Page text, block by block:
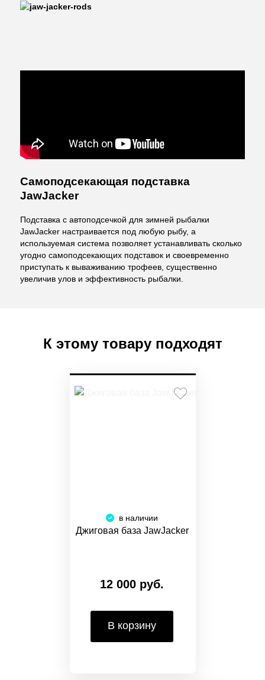
Самоподсекающая подставка
JawJacker
Подставка с автоподсечкой для зимней рыбалки
JawJacker настраивается под любую рыбу, а
используемая система позволяет устанавливать сколько
угодно самоподсекающих подставок и своевременно
приступать к вываживанию трофеев, существенно
увеличив улов и эффективность рыбалки.
К этому товару подходят
в наличии
Джиговая база JawJacker
12 000 руб.
В корзину